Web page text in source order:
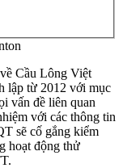
Cầu Lông Việt
lập từ 2012 với mục
vấn đề liên quan
với các thông tin
sẽ cố gắng kiểm
hoạt động thử